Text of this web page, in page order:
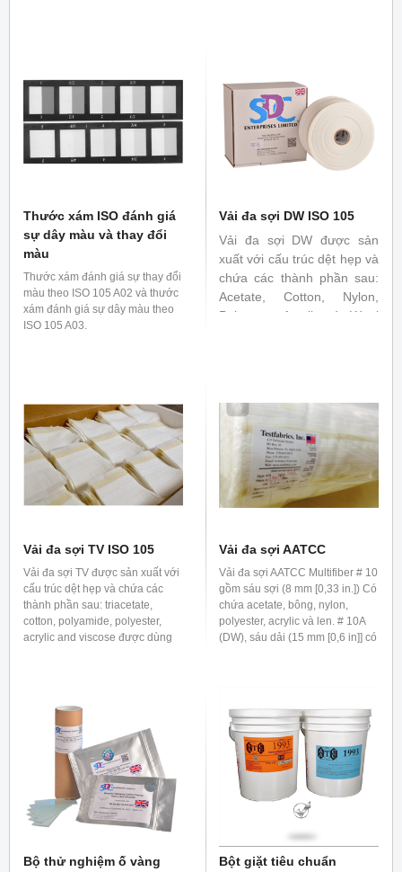
1006 E02 Polyvinyl Chloride
Thước xám ISO đánh giá
sự dây màu và thay đổi
màu
Thước xám đánh giá sự thay đổi
màu theo ISO 105 A02 và thước
xám đánh giá sự dây màu theo
ISO 105 A03.
Vải đa sợi DW ISO 105
Vải đa sợi DW được sản
xuất với cấu trúc dệt hẹp và
chứa các thành phần sau:
Acetate, Cotton, Nylon,
Polyester, Acrylic và Wool
Vải đa sợi TV ISO 105
Vải đa sợi TV được sản xuất với
cấu trúc dệt hẹp và chứa các
thành phần sau: triacetate,
cotton, polyamide, polyester,
acrylic and viscose được dùng
Vải đa sợi AATCC
Vải đa sợi AATCC Multifiber # 10
gồm sáu sợi (8 mm [0,33 in.]) Có
chứa acetate, bông, nylon,
polyester, acrylic và len. # 10A
(DW), sáu dải (15 mm [0,6 in]] có
Bộ thử nghiệm ố vàng
Bột giặt tiêu chuẩn